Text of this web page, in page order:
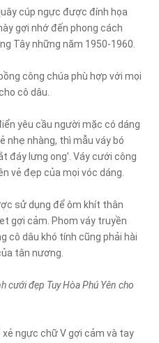
cúp ngực được đính họa
gợi nhớ đến phong cách
Tây những năm 1950-1960.
công chúa phù hợp với mọi
cô dâu.
yêu cầu người mặc có dáng
nhẹ nhàng, thì mẫu váy bó
đáy lưng ong'. Váy cưới công
vẻ đẹp của mọi vóc dáng.
sử dụng để ôm khít thân
gợi cảm. Phom váy truyền
cô dâu khó tính cũng phải hài
tân nương.
cưới đẹp Tuy Hòa Phú Yên cho
xẻ ngực chữ V gợi cảm và tay